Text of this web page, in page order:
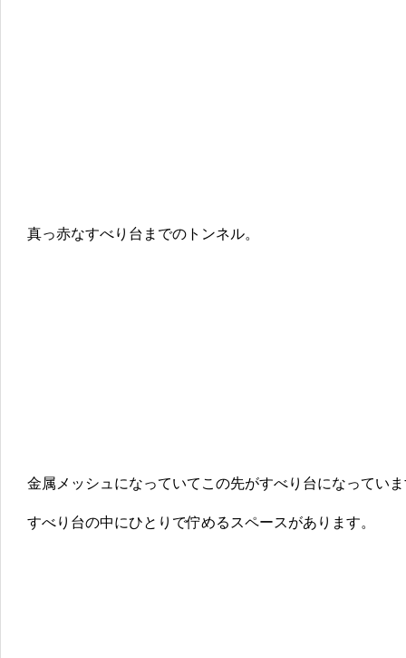
真っ赤なすべり台までのトンネル。
金属メッシュになっていてこの先がすべり台になってい
すべり台の中にひとりで佇めるスペースがあります。